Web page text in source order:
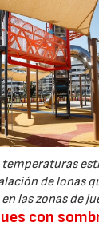
temperaturas
de lonas
las zonas de
con